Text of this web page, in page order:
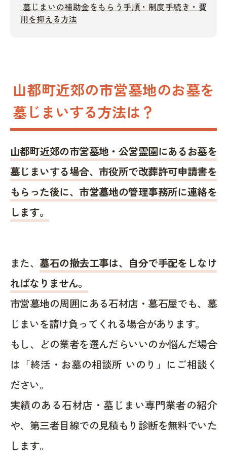
墓じまいの補助金をもらう手順・制度手続き・費
用を抑える方法
山都町近郊の市営墓地のお墓を
墓じまいする方法は？
山都町近郊の市営墓地・公営霊園にあるお墓を
墓じまいする場合、市役所で改葬許可申請書を
もらった後に、市営墓地の管理事務所に連絡を
します。
また、墓石の撤去工事は、自分で手配をしなけ
ればなりません。
市営墓地の周囲にある石材店・墓石屋でも、墓
じまいを請け負ってくれる場合があります。
もし、どの業者を選んだらいいのか悩んだ場合
は「終活・お墓の相談所 いのり」にご相談く
ださい。
実績のある石材店・墓じまい専門業者の紹介
や、第三者目線での見積もり診断を無料でいた
します。